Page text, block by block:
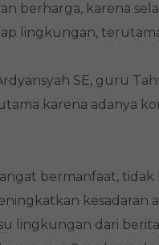
berharga, karena
lingkungan,
SE, guru
karena adanya
bermanfaat,
kesadaran
lingkungan dari